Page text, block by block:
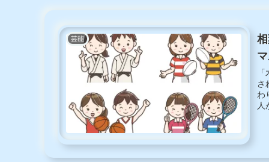
芸能
さ
わ
人